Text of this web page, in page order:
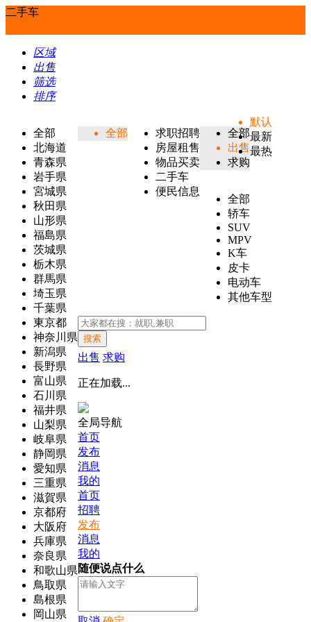
二手车
区域
出售
筛选
排序
全部
北海道
青森県
岩手県
宮城県
秋田県
山形県
福島県
茨城県
栃木県
群馬県
埼玉県
千葉県
東京都
神奈川県
新潟県
長野県
富山県
石川県
福井県
山梨県
岐阜県
静岡県
愛知県
三重県
滋賀県
京都府
大阪府
兵庫県
奈良県
和歌山県
鳥取県
島根県
岡山県
全部
求职招聘
房屋租售
物品买卖
二手车
便民信息
全部
出售
求购
全部
轿车
SUV
MPV
K车
皮卡
电动车
其他车型
默认
最新
最热
搜索
出售 求购
正在加载...
全局导航
首页
发布
消息
我的
首页
招聘
发布
消息
我的
随便说点什么